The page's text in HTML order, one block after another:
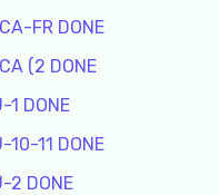
FR DONE
(2 DONE
DONE
11 DONE
2 DONE